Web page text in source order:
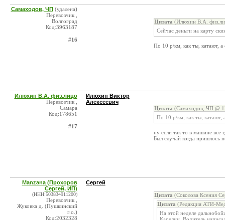
Самаходов, ЧП (удалена)
Перевозчик ,
Волгоград
Код:3963187
#16
Цитата (Илюхин В.А.
Сейчас деньги на карту
По 10 р\км, как ты, катают, а
Илюхин В.А. физ.лицо
Перевозчик ,
Самара
Код:178651
#17
Илюхин Виктор
Алексеевич
Цитата (Самаходов, ЧП @
По 10 р\км, как ты, катают,
ну если так то в машине
Был случай когда пришлось
Manzana (Прохоров
Сергей, ИП)
(ИНН:503834911200)
Перевозчик ,
Жуковка д. (Пушкинский
г.о.)
Код:2032328
Сергей
Цитата (Соколова Ксения
Цитата (Редакция АТИ-
На этой неделе